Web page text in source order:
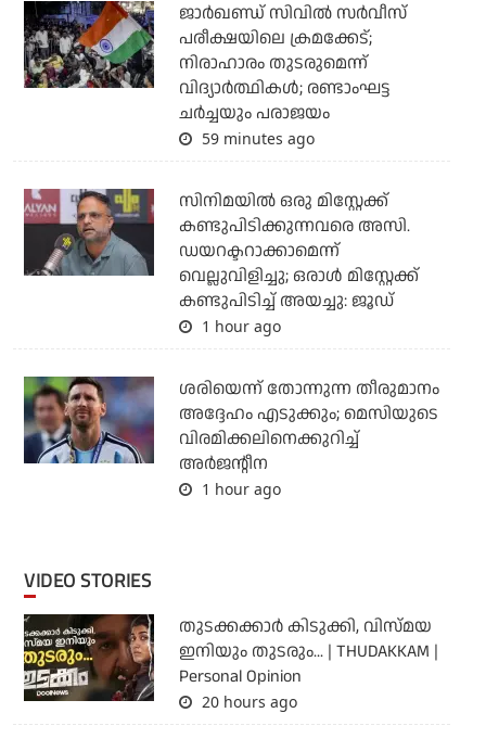
ജാര്‍ഖണ്ഡ് സിവില്‍ സര്‍വീസ്
പരീക്ഷയിലെ ക്രമക്കേട്;
നിരാഹാരം തുടരുമെന്ന്
വിദ്യാര്‍ത്ഥികള്‍; രണ്ടാംഘട്ട
ചര്‍ച്ചയും പരാജയം
59 minutes ago
സിനിമയില്‍ ഒരു മിസ്റ്റേക്ക്
കണ്ടുപിടിക്കുന്നവരെ അസി.
ഡയറക്ടറാക്കാമെന്ന്
വെല്ലുവിളിച്ചു; ഒരാള്‍ മിസ്റ്റേക്ക്
കണ്ടുപിടിച്ച് അയച്ചു: ജൂഡ്
1 hour ago
ശരിയെന്ന് തോന്നുന്ന തീരുമാനം
അദ്ദേഹം എടുക്കും; മെസിയുടെ
വിരമിക്കലിനെക്കുറിച്ച്
അര്‍ജന്റീന
1 hour ago
VIDEO STORIES
തുടക്കക്കാര്‍ കിടുക്കി, വിസ്മയ
ഇനിയും തുടരും... | THUDAKKAM |
Personal Opinion
20 hours ago